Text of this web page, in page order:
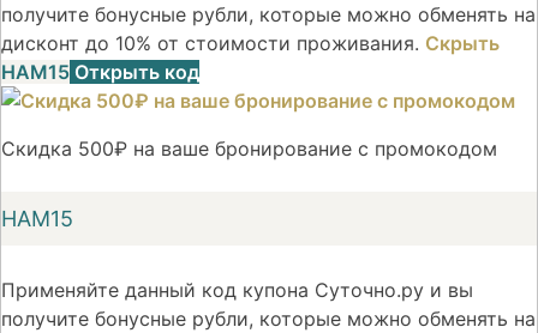
получите бонусные рубли, которые можно обменять на
дисконт до 10% от стоимости проживания. Скрыть
НАМ15 Открыть код
Скидка 500₽ на ваше бронирование с промокодом
НАМ15
Применяйте данный код купона Суточно.ру и вы
получите бонусные рубли, которые можно обменять на